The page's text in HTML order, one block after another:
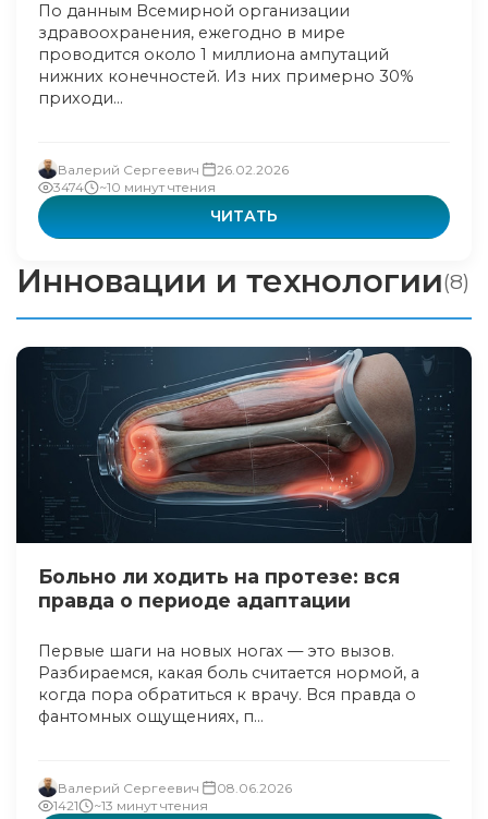
По данным Всемирной организации
здравоохранения, ежегодно в мире
проводится около 1 миллиона ампутаций
нижних конечностей. Из них примерно 30%
приходи...
Валерий Сергеевич
26.02.2026
3474
~10 минут чтения
ЧИТАТЬ
Инновации и технологии(8)
Больно ли ходить на протезе: вся
правда о периоде адаптации
Первые шаги на новых ногах — это вызов.
Разбираемся, какая боль считается нормой, а
когда пора обратиться к врачу. Вся правда о
фантомных ощущениях, п...
Валерий Сергеевич
08.06.2026
1421
~13 минут чтения